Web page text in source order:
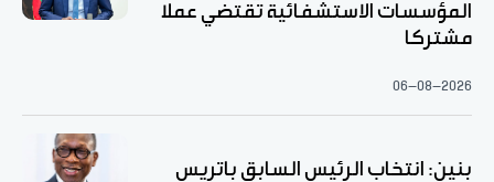
المؤسسات الاستشفائية تقتضي عملا
مشتركا
06-08-2026
بنين: انتخاب الرئيس السابق باتريس